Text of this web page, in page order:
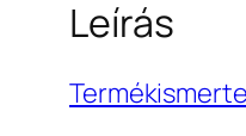
Leírás